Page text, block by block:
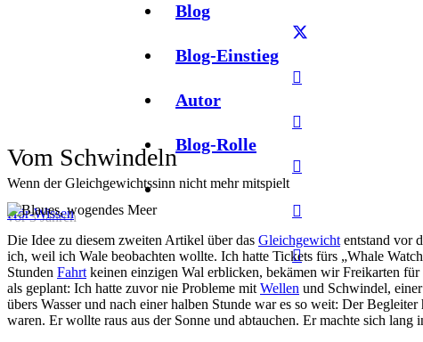
Blog
Blog-Einstieg
Autor
Blog-Rolle
Vom Schwindeln
Wenn der Gleichgewichtssinn nicht mehr mitspielt
vor 3 Jahren
Hör-Wissen
Die Idee zu diesem zweiten Artikel über das Gleichgewicht entstand vor
ich, weil ich Wale beobachten wollte. Ich hatte Tickets fürs „Whale
Stunden Fahrt keinen einzigen Wal erblicken, bekämen wir Freikarten
als geplant: Ich hatte zuvor nie Probleme mit Wellen und Schwindel,
übers Wasser und nach einer halben Stunde war es so weit: Der
waren. Er wollte raus aus der Sonne und abtauchen. Er machte sich